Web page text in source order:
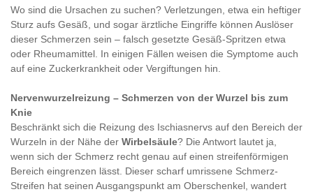
Wo sind die Ursachen zu suchen? Verletzungen, etwa ein heftiger
Sturz aufs Gesäß, und sogar ärztliche Eingriffe können Auslöser
dieser Schmerzen sein – falsch gesetzte Gesäß-Spritzen etwa
oder Rheumamittel. In einigen Fällen weisen die Symptome auch
auf eine Zuckerkrankheit oder Vergiftungen hin.
Nervenwurzelreizung – Schmerzen von der Wurzel bis zum
Knie
Beschränkt sich die Reizung des Ischiasnervs auf den Bereich der
Wurzeln in der Nähe der Wirbelsäule? Die Antwort lautet ja,
wenn sich der Schmerz recht genau auf einen streifenförmigen
Bereich eingrenzen lässt. Dieser scharf umrissene Schmerz-
Streifen hat seinen Ausgangspunkt am Oberschenkel, wandert